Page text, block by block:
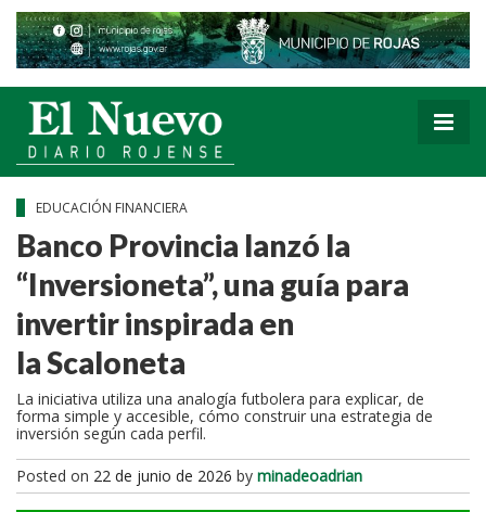
EDUCACIÓN FINANCIERA
Banco Provincia lanzó la
“Inversioneta”, una guía para
invertir inspirada en
la Scaloneta
La iniciativa utiliza una analogía futbolera para explicar, de
forma simple y accesible, cómo construir una estrategia de
inversión según cada perfil.
Posted on 22 de junio de 2026 by minadeoadrian